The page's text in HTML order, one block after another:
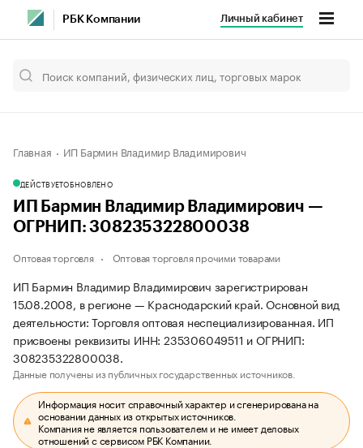
РБК Компании Личный кабинет
Главная ИП Бармин Владимир Владимирович
ДЕЙСТВУЕТОБНОВЛЕНО
ИП Бармин Владимир Владимирович —
ОГРНИП: 308235322800038
Оптовая торговля Оптовая торговля прочими товарами
ИП Бармин Владимир Владимирович зарегистрирован
15.08.2008, в регионе — Краснодарский край. Основной вид
деятельности: Торговля оптовая неспециализированная. ИП
присвоены реквизиты ИНН: 235306049511 и ОГРНИП:
308235322800038.
Данные получены из публичных государственных источников.
Информация носит справочный характер и сгенерирована на
основании данных из открытых источников.
Компания не является пользователем и не имеет деловых
отношений с сервисом РБК Компании.